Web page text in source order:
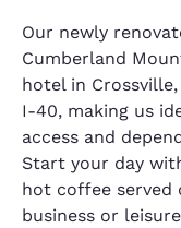
Our newly
Cumberland
hotel in
I-40, making us
access and
Start your day
hot coffee served
business or